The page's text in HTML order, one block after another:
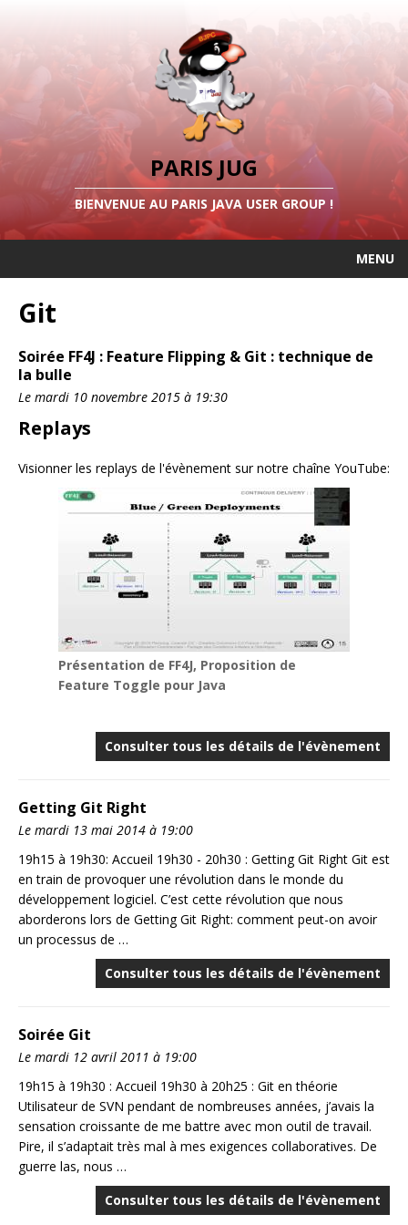
PARIS JUG
BIENVENUE AU PARIS JAVA USER GROUP !
MENU
Git
Soirée FF4J : Feature Flipping & Git : technique de
la bulle
Le mardi 10 novembre 2015 à 19:30
Replays
Visionner les replays de l'évènement sur notre chaîne YouTube:
Présentation de FF4J, Proposition de
Feature Toggle pour Java
Consulter tous les détails de l'évènement
Getting Git Right
Le mardi 13 mai 2014 à 19:00
19h15 à 19h30: Accueil 19h30 - 20h30 : Getting Git Right Git est
en train de provoquer une révolution dans le monde du
développement logiciel. C’est cette révolution que nous
aborderons lors de Getting Git Right: comment peut-on avoir
un processus de …
Consulter tous les détails de l'évènement
Soirée Git
Le mardi 12 avril 2011 à 19:00
19h15 à 19h30 : Accueil 19h30 à 20h25 : Git en théorie
Utilisateur de SVN pendant de nombreuses années, j’avais la
sensation croissante de me battre avec mon outil de travail.
Pire, il s’adaptait très mal à mes exigences collaboratives. De
guerre las, nous …
Consulter tous les détails de l'évènement